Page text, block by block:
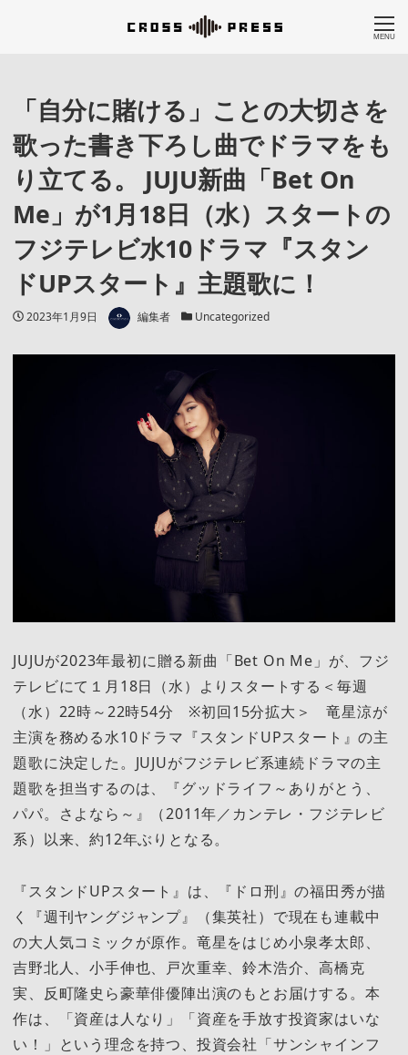
MENU
「自分に賭ける」ことの大切さを
歌った書き下ろし曲でドラマをも
り立てる。 JUJU新曲「Bet On
Me」が1月18日（水）スタートの
フジテレビ水10ドラマ『スタン
ドUPスタート』主題歌に！
投稿日
2023年1月9日 著者 編集者 カテゴリー
Uncategorized
JUJUが2023年最初に贈る新曲「Bet On Me」が、フジ
テレビにて１月18日（水）よりスタートする＜毎週
（水）22時～22時54分 ※初回15分拡大＞ 竜星涼が
主演を務める水10ドラマ『スタンドUPスタート』の主
題歌に決定した。JUJUがフジテレビ系連続ドラマの主
題歌を担当するのは、『グッドライフ～ありがとう、
パパ。さよなら～』（2011年／カンテレ・フジテレビ
系）以来、約12年ぶりとなる。
『スタンドUPスタート』は、『ドロ刑』の福田秀が描
く『週刊ヤングジャンプ』（集英社）で現在も連載中
の大人気コミックが原作。竜星をはじめ小泉孝太郎、
吉野北人、小手伸也、戸次重幸、鈴木浩介、高橋克
実、反町隆史ら豪華俳優陣出演のもとお届けする。本
作は、「資産は人なり」「資産を手放す投資家はいな
い！」という理念を持つ、投資会社「サンシャインフ